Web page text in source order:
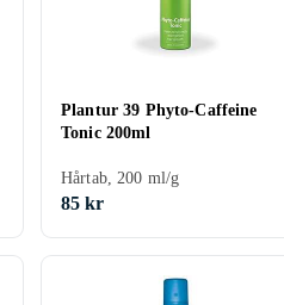
Plantur 39 Phyto-Caffeine
Tonic 200ml
Hårtab, 200 ml/g
85 kr